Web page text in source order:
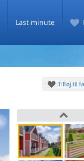
Last minute
Tilføj til